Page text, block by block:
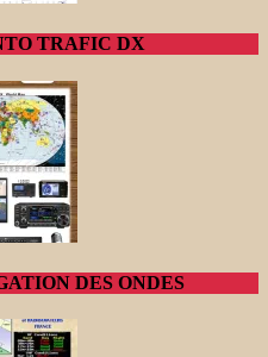
TRAFIC DX
DES ONDES